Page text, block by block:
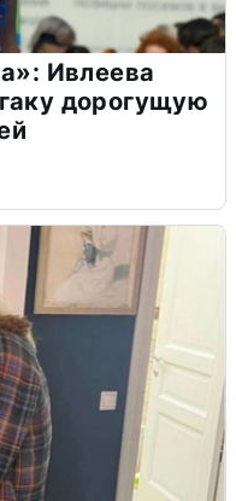
Ивлеева
дорогущую